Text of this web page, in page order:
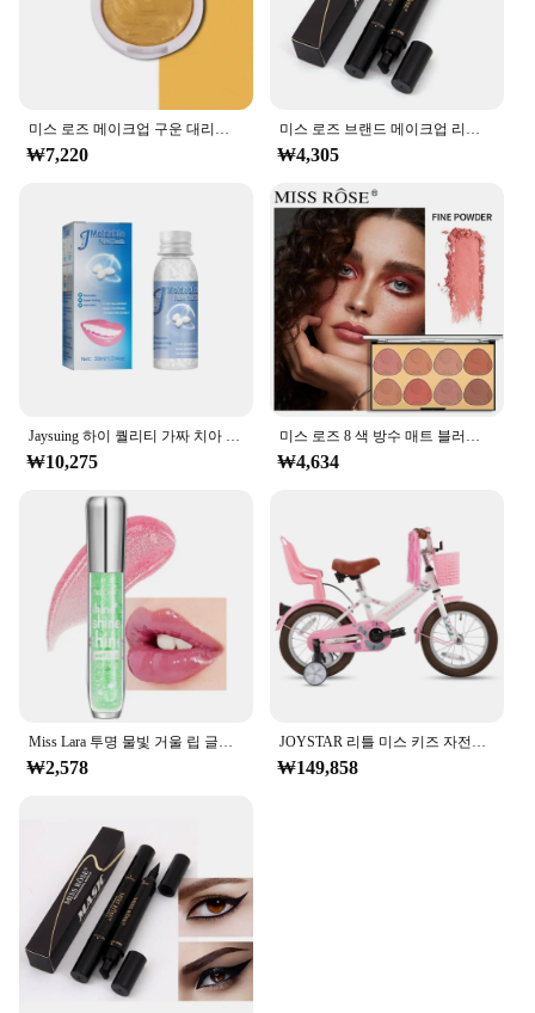
₩7,220 ₩4,305
₩10,275 ₩4,634
Miss Lara 투명 물빛 거울 립 글레이즈, 미세 스파클링 보습 유리, 립 꿀 보습, 순수한 입술
₩2,578
JOYSTAR 리틀 미스 키즈 자전거, 훈련 바퀴가 달린 공주 소녀 자전거, 인형 좌석 스트리머, 유아 소녀 자전거, 2-9 세
₩149,858